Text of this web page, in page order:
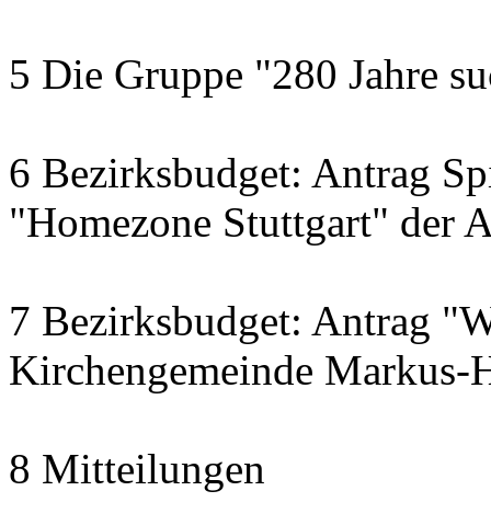
5 Die Gruppe "280 Jahre
6 Bezirksbudget: Antrag
"Homezone Stuttgart" der
7 Bezirksbudget: Antrag
Kirchengemeinde Markus-
8 Mitteilungen